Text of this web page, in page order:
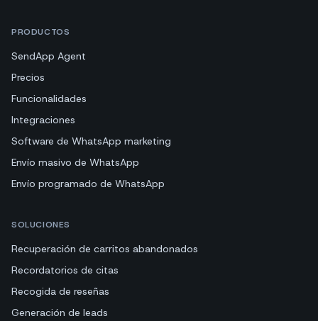
PRODUCTOS
SendApp Agent
Precios
Funcionalidades
Integraciones
Software de WhatsApp marketing
Envío masivo de WhatsApp
Envío programado de WhatsApp
SOLUCIONES
Recuperación de carritos abandonados
Recordatorios de citas
Recogida de reseñas
Generación de leads